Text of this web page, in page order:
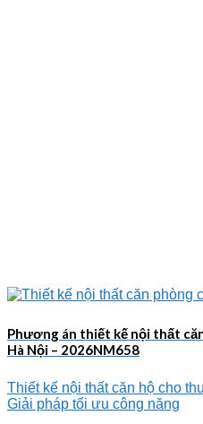
Phương án thiết kế nội thất
Hà Nội – 2026NM658
Thiết kế nội thất căn hộ cho
Giải pháp tối ưu công năng